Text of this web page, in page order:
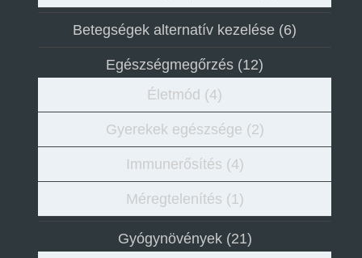
Betegségek alternatív kezelése (6)
Egészségmegőrzés (12)
Életmód (4)
Gyerekek egészsége (2)
Immunerősítés (4)
Méregtelenítés (1)
Gyógynövények(21)